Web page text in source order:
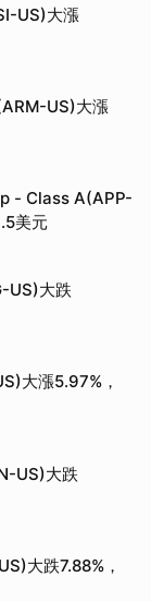
US)大漲
US)大漲
- Class A(APP-
美元
US)大跌
大漲5.97%，
US)大跌
大跌7.88%，